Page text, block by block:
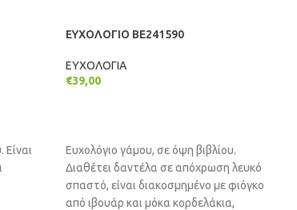
Είναι
ΕΥΧΟΛΟΓΙΟ BE241590
ΕΥΧΟΛΟΓΙΑ
€39,00
Ευχολόγιο γάμου, σε όψη βιβλίου.
Διαθέτει δαντέλα σε απόχρωση λευκό
σπαστό, είναι διακοσμημένο με φιόγκο
από ιβουάρ και μόκα κορδελάκια,